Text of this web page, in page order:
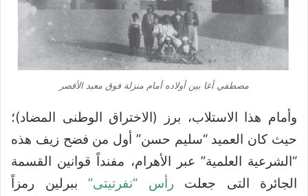
مصطفي أغا بين أولاده أمام منزلة فوق معبد الأقصر
وأمام هذا الاستلاب، برز (الاختراق الوطنى المضاد)؛
حيث كان العميد “سليم حسن” أول من فضح زيف هذه
“الشرعية العلمية” عبر الأهرام، مفنداً قوانين القسمة
الجائرة التى جعلت رأس “نفرتيتى” ببرلين رمزاً